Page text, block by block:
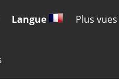
Langue Plus vues